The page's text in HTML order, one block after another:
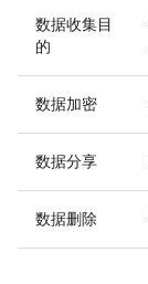
数据收集目
的
数据加密
数据分享
数据删除